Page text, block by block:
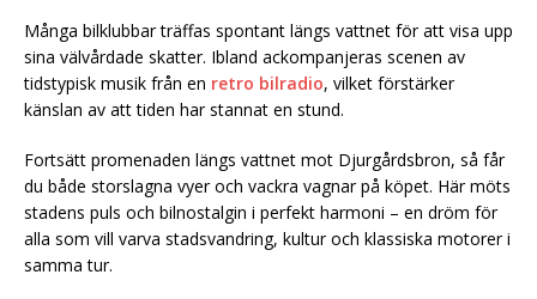
Många bilklubbar träffas spontant längs vattnet för att visa upp
sina välvårdade skatter. Ibland ackompanjeras scenen av
tidstypisk musik från en retro bilradio, vilket förstärker
känslan av att tiden har stannat en stund.
Fortsätt promenaden längs vattnet mot Djurgårdsbron, så får
du både storslagna vyer och vackra vagnar på köpet. Här möts
stadens puls och bilnostalgin i perfekt harmoni – en dröm för
alla som vill varva stadsvandring, kultur och klassiska motorer i
samma tur.